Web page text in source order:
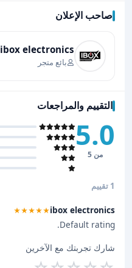
صاحب الإعلان
ibox electronics
بائع متجر
التقييم والمراجعات
5.0
من 5
1 تقييم
ibox electronics
★★★★★
Default rating.
شارك تجربتك مع الآخرين